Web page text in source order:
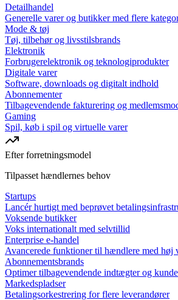
Detailhandel
Generelle varer og butikker med flere
Mode & tøj
Tøj, tilbehør og livsstilsbrands
Elektronik
Forbrugerelektronik og teknologiprodukter
Digitale varer
Software, downloads og digitalt indhold
Abonnementer
Tilbagevendende fakturering og
Gaming
Spil, køb i spil og virtuelle varer
Efter forretningsmodel
Tilpasset hændlernes behov
Startups
Lancér hurtigt med beprøvet
Voksende butikker
Voks internationalt med selvtillid
Enterprise e-handel
Avancerede funktioner til hændlere med høj
Abonnementsbrands
Optimer tilbagevendende indtægter og
Markedspladser
Betalingsorkestrering for flere leverandører